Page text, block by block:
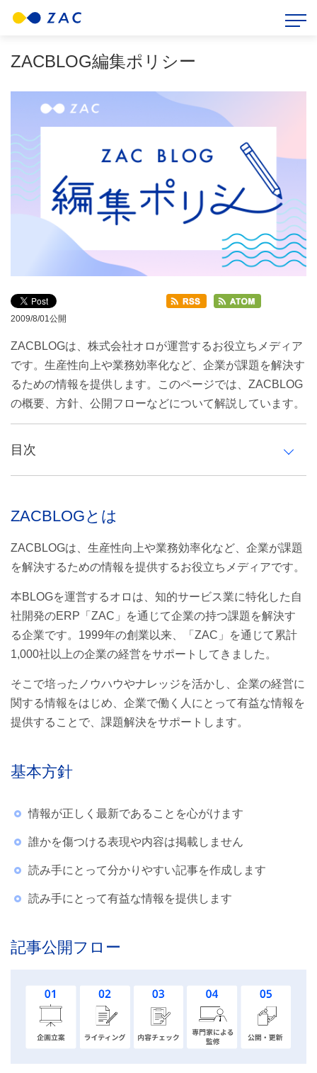
HOME > ZAC BLOG
ZACBLOG編集ポリシー
2009/8/01公開
ZACBLOGは、株式会社オロが運営するお役立ちメディア
です。生産性向上や業務効率化など、企業が課題を解決す
るための情報を提供します。このページでは、ZACBLOG
の概要、方針、公開フローなどについて解説しています。
目次
基本方針
記事公開フロー
②ライティング
③内容チェック
④専門家による監修
⑤公開・更新
記事の引用、出典について
ZACBLOGとは
ZACBLOGは、生産性向上や業務効率化など、企業が課題
を解決するための情報を提供するお役立ちメディアです。
本BLOGを運営するオロは、知的サービス業に特化した自
社開発のERP「ZAC」を通じて企業の持つ課題を解決す
る企業です。1999年の創業以来、「ZAC」を通じて累計
1,000社以上の企業の経営をサポートしてきました。
そこで培ったノウハウやナレッジを活かし、企業の経営に
関する情報をはじめ、企業で働く人にとって有益な情報を
提供することで、課題解決をサポートします。
基本方針
情報が正しく最新であることを心がけます
誰かを傷つける表現や内容は掲載しません
読み手にとって分かりやすい記事を作成します
読み手にとって有益な情報を提供します
記事公開フロー